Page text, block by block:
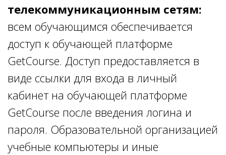
телекоммуникационным сетям:
всем обучающимся обеспечивается
доступ к обучающей платформе
GetСourse. Доступ предоставляется в
виде ссылки для входа в личный
кабинет на обучающей платформе
GetСourse после введения логина и
пароля. Образовательной организацией
учебные компьютеры и иные